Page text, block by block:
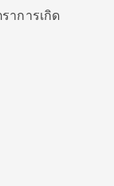
าการเกิด